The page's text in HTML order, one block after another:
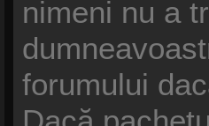
nimeni nu a
forumului